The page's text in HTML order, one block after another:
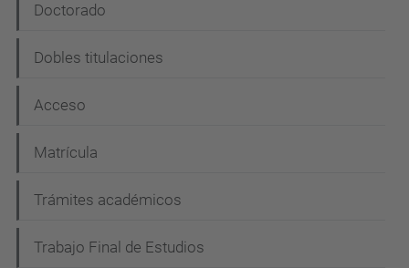
g
a
i
ó
Doctorado
Dobles titulaciones
Acceso
Matrícula
Trámites académicos
Trabajo Final de Estudios